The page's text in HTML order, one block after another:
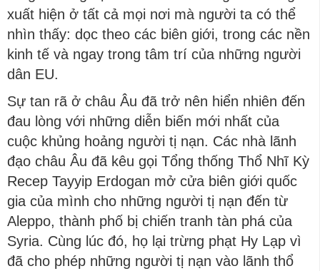
xuất hiện ở tất cả mọi nơi mà người ta có thể
nhìn thấy: dọc theo các biên giới, trong các nền
kinh tế và ngay trong tâm trí của những người
dân EU.
Sự tan rã ở châu Âu đã trở nên hiển nhiên đến
đau lòng với những diễn biến mới nhất của
cuộc khủng hoảng người tị nạn. Các nhà lãnh
đạo châu Âu đã kêu gọi Tổng thống Thổ Nhĩ Kỳ
Recep Tayyip Erdogan mở cửa biên giới quốc
gia của mình cho những người tị nạn đến từ
Aleppo, thành phố bị chiến tranh tàn phá của
Syria. Cùng lúc đó, họ lại trừng phạt Hy Lạp vì
đã cho phép những người tị nạn vào lãnh thổ